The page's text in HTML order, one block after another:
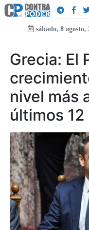
sábado, 8 agosto,
Grecia: El
nivel más
últimos 12